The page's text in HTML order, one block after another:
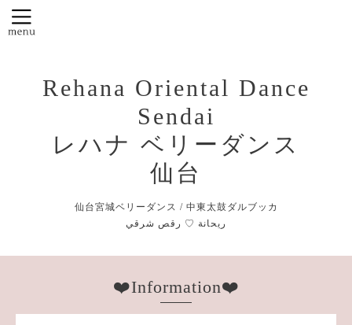
Rehana Oriental Dance
Sendai
レハナ ベリーダンス
仙台
仙台宮城ベリーダンス / 中東太鼓ダルブッカ
❤️Information❤️